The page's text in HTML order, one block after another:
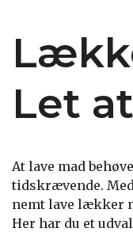
Let
At lave mad
tidskrævende.
nemt lave lækker
Her har du et